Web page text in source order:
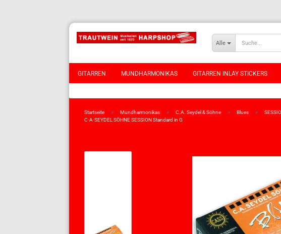
Alle
GITARREN MUNDHARMONIKAS GITARREN INLAY STICKERS
Startseite » Mundharmonikas » C.A. Seydel & Söhne » Blues »
C·A·SEYDEL SÖHNE SESSION Standard in G